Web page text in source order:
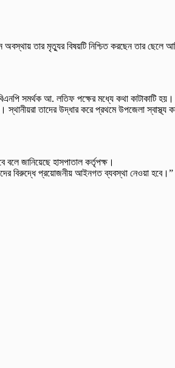
অবস্থায় তার মৃত্যুর বিষয়টি নিশ্চিত করছেন তার
সমর্থক আ. লতিফ পক্ষের মধ্যে কথা কাটাকাটি
তাদের উদ্ধার করে প্রথমে উপজেলা স্বাস্থ্য
জানিয়েছে হাসপাতাল কর্তৃপক্ষ।
বিরুদ্ধে প্রয়োজনীয় আইনগত ব্যবস্থা নেওয়া হবে।”